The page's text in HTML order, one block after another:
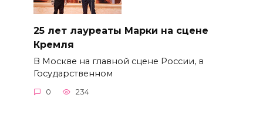
25 лет лауреаты Марки на сцене
Кремля
В Москве на главной сцене России, в
Государственном
0 234